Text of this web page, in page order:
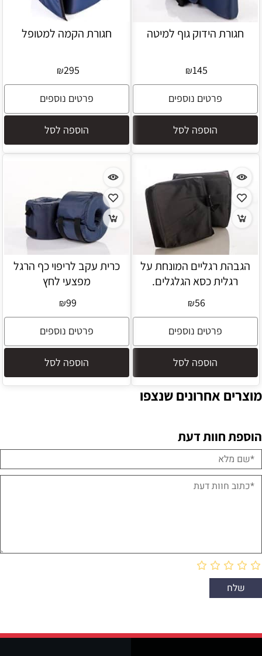
חגורת הידוק גוף למיטה
₪145
פרטים נוספים
הוספה לסל
חגורת הקמה למטופל
₪295
פרטים נוספים
הוספה לסל
הגבהת רגליים המונחת על
רגלית כסא הגלגלים.
₪56
פרטים נוספים
הוספה לסל
כרית עקב לריפוי כף הרגל
מפצעי לחץ
₪99
פרטים נוספים
הוספה לסל
מוצרים אחרונים שנצפו
הוספת חוות דעת